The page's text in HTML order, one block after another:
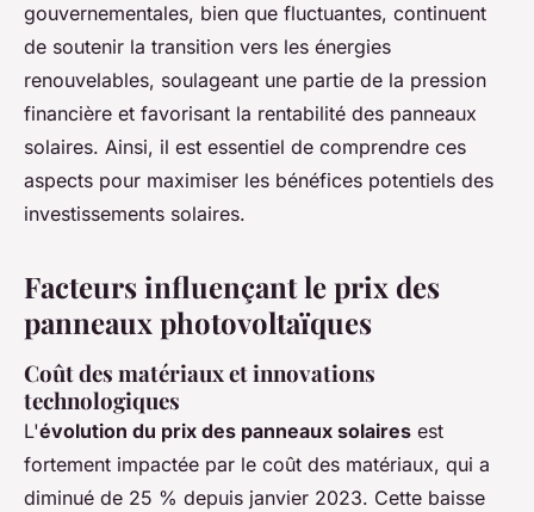
gouvernementales, bien que fluctuantes, continuent
de soutenir la transition vers les énergies
renouvelables, soulageant une partie de la pression
financière et favorisant la rentabilité des panneaux
solaires. Ainsi, il est essentiel de comprendre ces
aspects pour maximiser les bénéfices potentiels des
investissements solaires.
Facteurs influençant le prix des
panneaux photovoltaïques
Coût des matériaux et innovations
technologiques
L'évolution du prix des panneaux solaires est
fortement impactée par le coût des matériaux, qui a
diminué de 25 % depuis janvier 2023. Cette baisse